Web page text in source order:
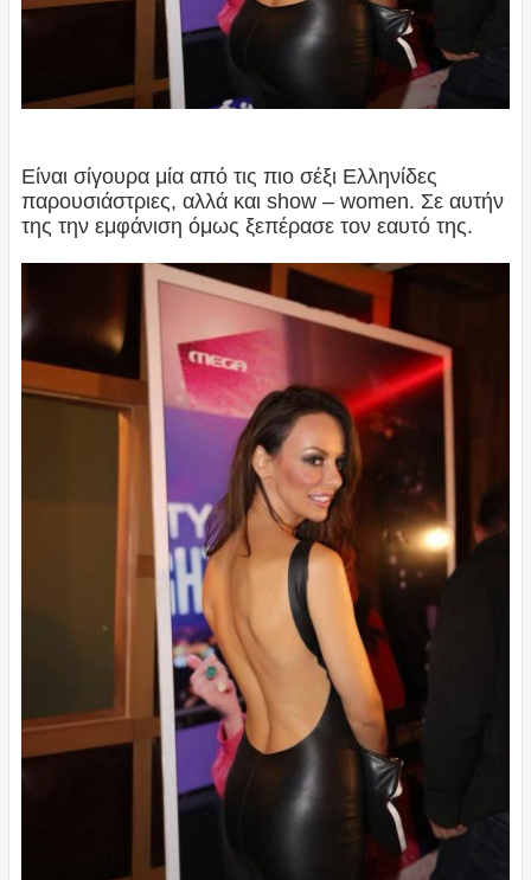
Είναι σίγουρα μία από τις πιο σέξι Ελληνίδες
παρουσιάστριες, αλλά και show – women. Σε αυτήν
της την εμφάνιση όμως ξεπέρασε τον εαυτό της.